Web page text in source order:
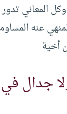
وكل المعاني
عنه
أخية
جدال